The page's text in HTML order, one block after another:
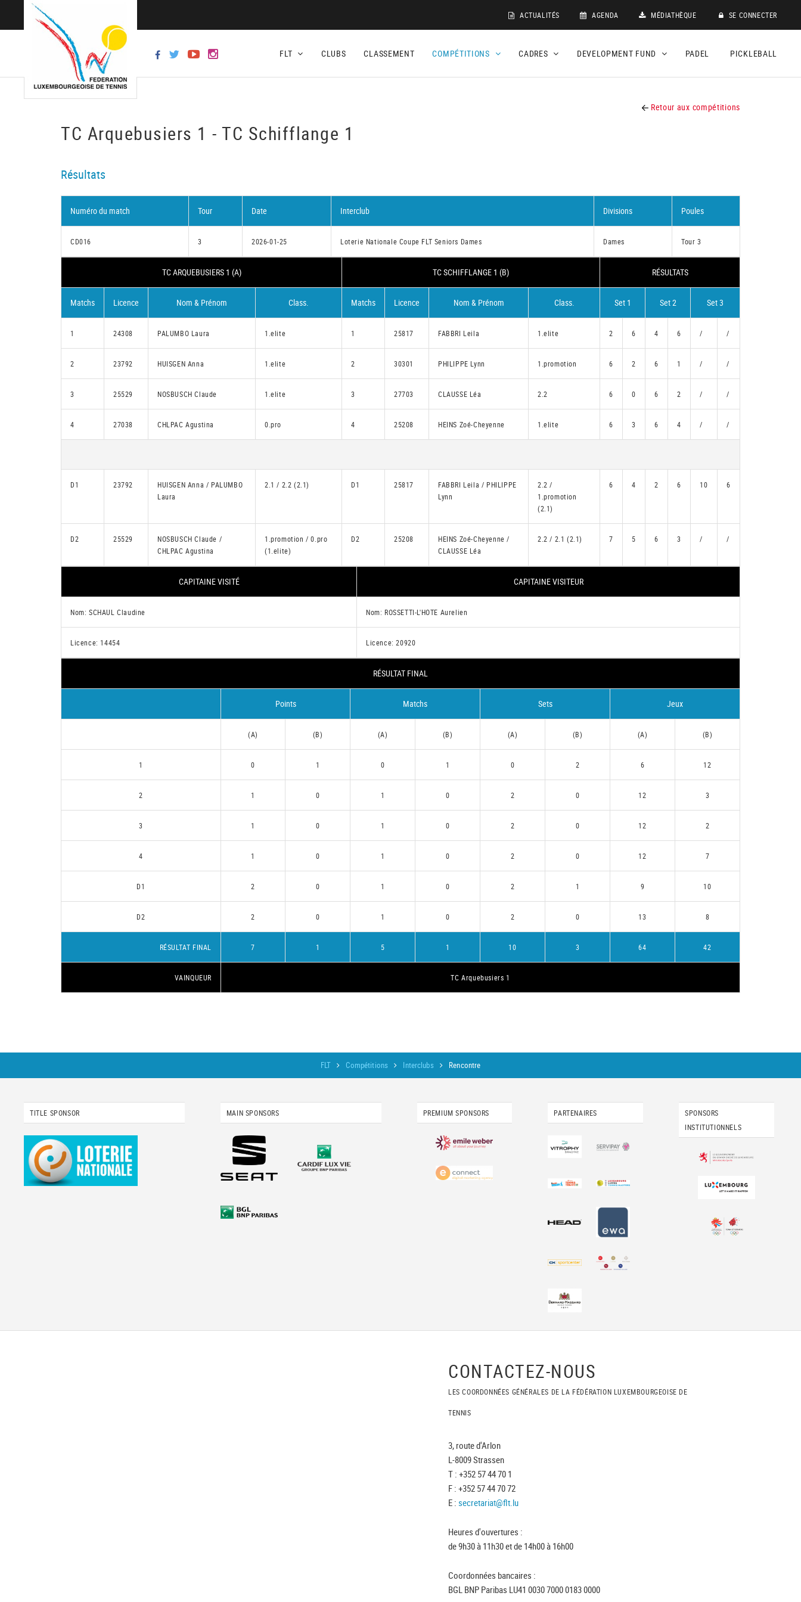
ACTUALITÉS AGENDA MÉDIATHÈQUE SE CONNECTER
FLT CLUBS CLASSEMENT COMPÉTITIONS CADRES DEVELOPMENT FUND PADEL PICKLEBALL
Retour aux compétitions
TC Arquebusiers 1 - TC Schifflange 1
Résultats
Numéro du match Tour Date Interclub Divisions Poules
CD016 3 2026-01-25 Loterie Nationale Coupe FLT Seniors Dames Dames Tour 3
TC ARQUEBUSIERS 1 (A) TC SCHIFFLANGE 1 (B) RÉSULTATS
Matchs Licence Nom & Prénom Class. Matchs Licence Nom & Prénom Class. Set 1 Set 2 Set 3
1 24308 PALUMBO Laura 1.elite 1 25817 FABBRI Leila 1.elite 2 6 4 6 / /
2 23792 HUISGEN Anna 1.elite 2 30301 PHILIPPE Lynn 1.promotion 6 2 6 1 / /
3 25529 NOSBUSCH Claude 1.elite 3 27703 CLAUSSE Léa 2.2 6 0 6 2 / /
4 27038 CHLPAC Agustina 0.pro 4 25208 HEINS Zoé-Cheyenne 1.elite 6 3 6 4 / /
D1 23792
HUISGEN Anna / PALUMBO
Laura
2.1 / 2.2 (2.1) D1 25817
FABBRI Leila / PHILIPPE
Lynn
2.2 /
1.promotion
(2.1)
6 4 2 6 10 6
D2 25529
NOSBUSCH Claude /
CHLPAC Agustina
1.promotion / 0.pro
(1.elite)
D2 25208
HEINS Zoé-Cheyenne /
CLAUSSE Léa
2.2 / 2.1 (2.1) 7 5 6 3 / /
CAPITAINE VISITÉ CAPITAINE VISITEUR
Nom: SCHAUL Claudine Nom: ROSSETTI-L'HOTE Aurelien
Licence: 14454 Licence: 20920
RÉSULTAT FINAL
Points Matchs Sets Jeux
(A) (B) (A) (B) (A) (B) (A) (B)
1 0 1 0 1 0 2 6 12
2 1 0 1 0 2 0 12 3
3 1 0 1 0 2 0 12 2
4 1 0 1 0 2 0 12 7
D1 2 0 1 0 2 1 9 10
D2 2 0 1 0 2 0 13 8
RÉSULTAT FINAL 7 1 5 1 10 3 64 42
VAINQUEUR TC Arquebusiers 1
FLT Compétitions Interclubs Rencontre
TITLE SPONSOR MAIN SPONSORS PREMIUM SPONSORS PARTENAIRES
SPONSORS
INSTITUTIONNELS
CONTACTEZ-NOUS
LES COORDONNÉES GÉNÉRALES DE LA FÉDÉRATION LUXEMBOURGEOISE DE
TENNIS
3, route d'Arlon
L-8009 Strassen
T : +352 57 44 70 1
F : +352 57 44 70 72
E : secretariat@flt.lu
Heures d'ouvertures :
de 9h30 à 11h30 et de 14h00 à 16h00
Coordonnées bancaires :
BGL BNP Paribas LU41 0030 7000 0183 0000